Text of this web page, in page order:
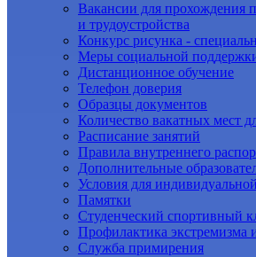
Вакансии для прохождения
и трудоустройства
Конкурс рисунка -
Меры социальной
Дистанционное обучение
Телефон доверия
Образцы документов
Количество вакатных мест
Расписание занятий
Правила внутреннего
Дополнительные
Условия для
Памятки
Студенческий спортивный
Профилактика экстремизма
Служба примирения